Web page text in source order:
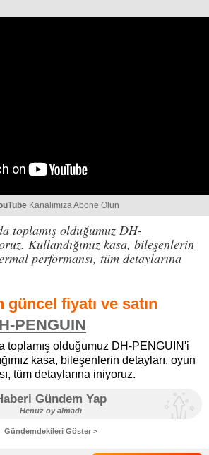
Kanalımıza Abone Olun
toplamış olduğumuz DH-
Kullandığımız kasa, bileşenlerin
performansı, tüm detaylarına
fiyatı ve satın
PENGUIN
toplamış olduğumuz DH-PENGUIN'i
kasa, bileşenlerin detayları, oyun
tüm detaylarına iniyoruz.
Gündem Yap
Henüz oy almadı
Gündemdekileri Göster >